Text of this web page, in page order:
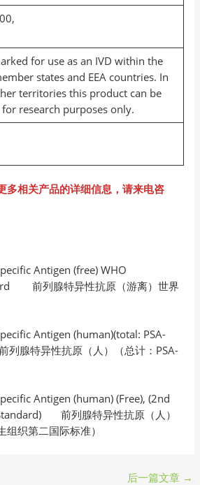
for use as an IVD within the
states and EEA countries. In
territories this product can be
for research purposes only.
多相关产品的详细信息，请来电咨
Antigen (free) WHO
前列腺特异性抗原（游离）世界
Antigen (human)(total: PSA-
腺特异性抗原（人）（总计：PSA-
Antigen (human) (Free), (2nd
前列腺特异性抗原（人）
组织第二国际标准）
后一篇文章 →